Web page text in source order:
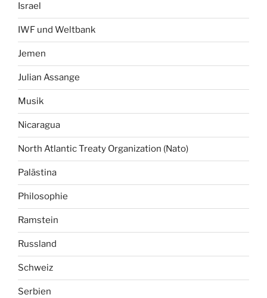
Israel
IWF und Weltbank
Jemen
Julian Assange
Musik
Nicaragua
North Atlantic Treaty Organization (Nato)
Palästina
Philosophie
Ramstein
Russland
Schweiz
Serbien